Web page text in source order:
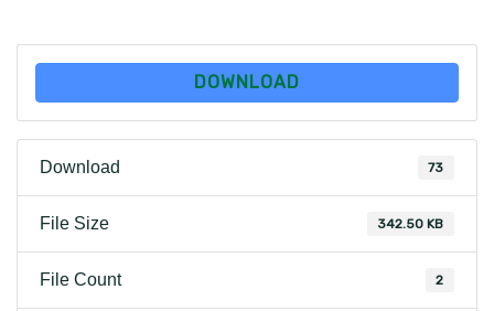
DOWNLOAD
Download 73
File Size 342.50 KB
File Count 2